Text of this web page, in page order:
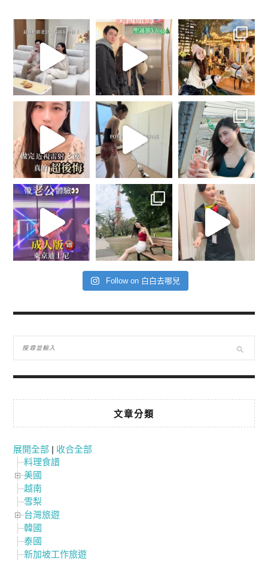
Follow on 白白去哪兒
文章分類
展開全部 | 收合全部
料理食譜
美國
越南
雪梨
台灣旅遊
韓國
泰國
新加坡工作旅遊